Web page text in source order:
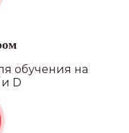
обучения на
D